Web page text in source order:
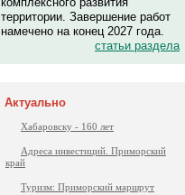
территории. Завершение работ
намечено на конец 2027 года.
статьи раздела
Актуально
Хабаровску - 160 лет
Адреса инвестиций. Приморский
край
Туризм: Приморский маршрут